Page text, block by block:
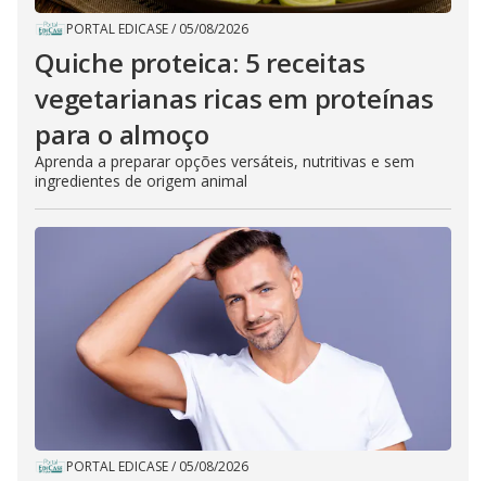
PORTAL EDICASE/ 05/08/2026
Quiche proteica: 5 receitas
vegetarianas ricas em proteínas
para o almoço
Aprenda a preparar opções versáteis, nutritivas e sem
ingredientes de origem animal
PORTAL EDICASE/ 05/08/2026